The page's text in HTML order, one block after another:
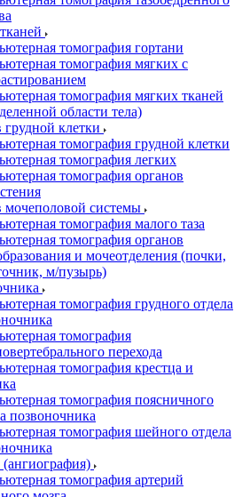
томография гортани
томография мягких с
томография мягких тканей
области тела)
клетки
томография грудной клетки
томография легких
томография органов
мочеполовой системы
томография малого таза
томография органов
и мочеотделения (почки,
м/пузырь)
томография грудного отдела
томография
перехода
томография крестца и
томография поясничного
позвоночника
томография шейного отдела
томография артерий